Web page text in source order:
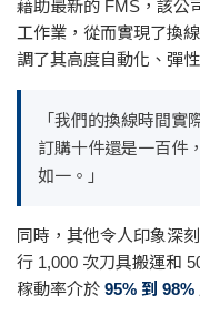
藉助最新的 FMS，該公
工作業，從而實現了換
調了其高度自動化、彈
「我們的換線時間實
訂購十件還是一百件
如一。」
同時，其他令人印象深
行 1,000 次刀具搬運和
稼動率介於 95% 到 98%